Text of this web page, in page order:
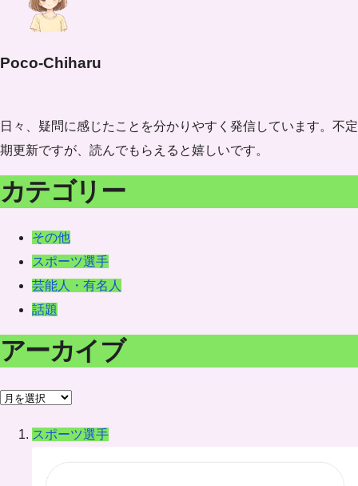
Poco-Chiharu
日々、疑問に感じたことを分かりやすく発信しています。不定
期更新ですが、読んでもらえると嬉しいです。
カテゴリー
その他
スポーツ選手
芸能人・有名人
話題
アーカイブ
ア
スポーツ選手